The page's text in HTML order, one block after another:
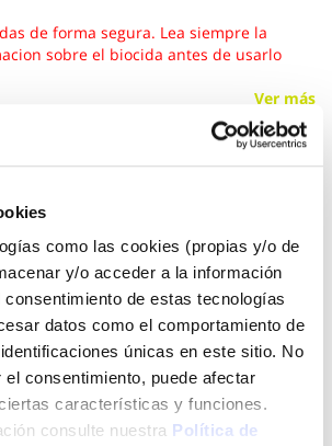
como las cookies (propias y/o de
y/o acceder a la información
de estas tecnologías
datos como el comportamiento de
únicas en este sitio. No
consentimiento, puede afectar
características y funciones.
consulte nuestra Política de
de forma segura. Lea siempre la
sobre el biocida antes de usarlo
Ver más
11,87 €
Añadir al carrito
gratis
Envío a domicilio: